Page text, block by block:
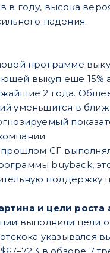
в году, высока
падения.
программе
выкуп еще 15%
2 года.
уменьшится в
прошлом CF
buyback,
поддержку
и цели роста
выполнили цели
указывался